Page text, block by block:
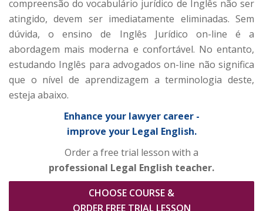
compreensão do vocabulário jurídico de Inglês não ser
atingido, devem ser imediatamente eliminadas. Sem
dúvida, o ensino de Inglês Jurídico on-line é a
abordagem mais moderna e confortável. No entanto,
estudando Inglês para advogados on-line não significa
que o nível de aprendizagem a terminologia deste,
esteja abaixo.
Enhance your lawyer career -
improve your Legal English.
Order a free trial lesson with a
professional Legal English teacher.
CHOOSE COURSE &
ORDER FREE TRIAL LESSON